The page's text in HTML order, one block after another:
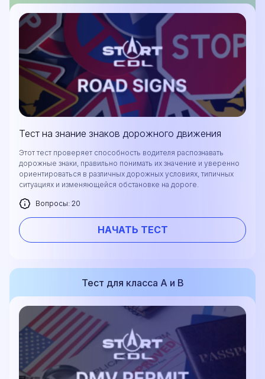
Тест на знание знаков дорожного движения
Этот тест проверяет способность водителя распознавать
дорожные знаки, правильно понимать их значение и уверенно
ориентироваться в различных дорожных условиях, типичных
ситуациях и изменяющейся обстановке на дороге.
Вопросы: 20
НАЧАТЬ ТЕСТ
Тест для класса А и В